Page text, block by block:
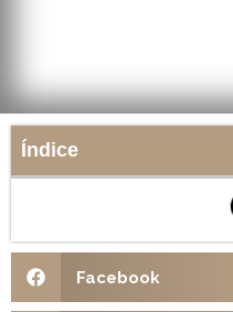
Índice
Facebook